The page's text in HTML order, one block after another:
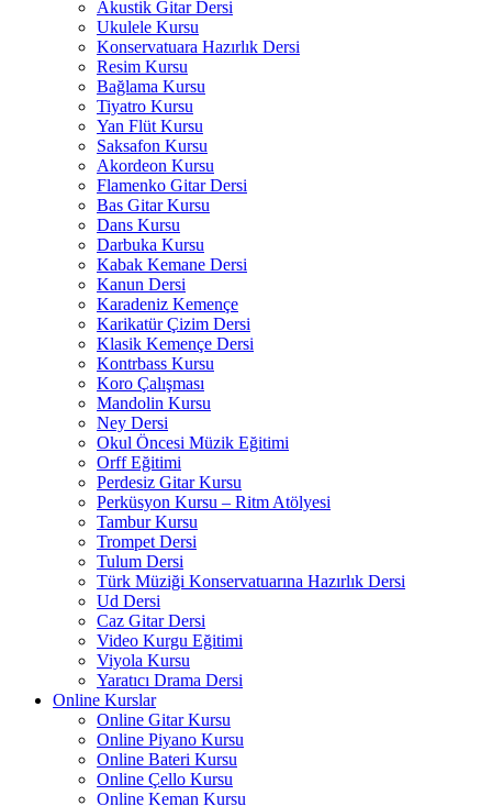
Akustik Gitar Dersi
Ukulele Kursu
Konservatuara Hazırlık Dersi
Resim Kursu
Bağlama Kursu
Tiyatro Kursu
Yan Flüt Kursu
Saksafon Kursu
Akordeon Kursu
Flamenko Gitar Dersi
Bas Gitar Kursu
Dans Kursu
Darbuka Kursu
Kabak Kemane Dersi
Kanun Dersi
Karadeniz Kemençe
Karikatür Çizim Dersi
Klasik Kemençe Dersi
Kontrbass Kursu
Koro Çalışması
Mandolin Kursu
Ney Dersi
Okul Öncesi Müzik Eğitimi
Orff Eğitimi
Perdesiz Gitar Kursu
Perküsyon Kursu – Ritm Atölyesi
Tambur Kursu
Trompet Dersi
Tulum Dersi
Türk Müziği Konservatuarına Hazırlık Dersi
Ud Dersi
Caz Gitar Dersi
Video Kurgu Eğitimi
Viyola Kursu
Yaratıcı Drama Dersi
Online Kurslar
Online Gitar Kursu
Online Piyano Kursu
Online Bateri Kursu
Online Çello Kursu
Online Keman Kursu